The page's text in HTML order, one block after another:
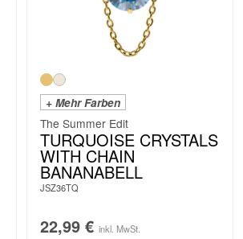
+ Mehr Farben
The Summer Edit
TURQUOISE CRYSTALS
WITH CHAIN
BANANABELL
JSZ36TQ
22,99 € inkl. MwSt.